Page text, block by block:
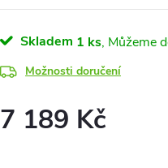
Skladem 1 ks
Možnosti doručení
7 189 Kč